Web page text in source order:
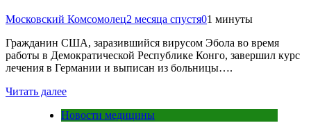
Московский Комсомолец2 месяца спустя01 минуты
Гражданин США, заразившийся вирусом Эбола во время
работы в Демократической Республике Конго, завершил курс
лечения в Германии и выписан из больницы….
Читать далее
Новости медицины